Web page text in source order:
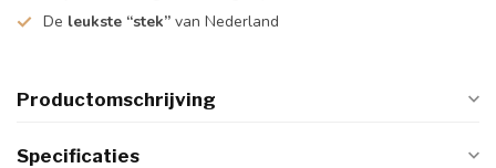
De leukste “stek” van Nederland
Productomschrijving
Specificaties